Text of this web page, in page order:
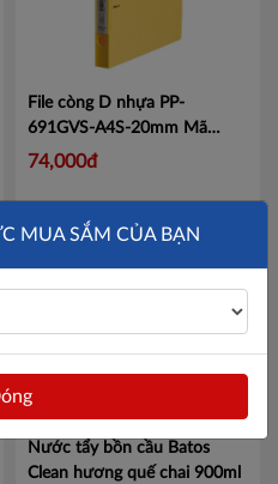
File còng D nhựa PP-
691GVS-A4S-20mm Mã
KJ691
74,000đ
Nước tẩy bồn cầu Batos
Clean hương quế chai 900ml
MUA SẮM CỦA BẠN